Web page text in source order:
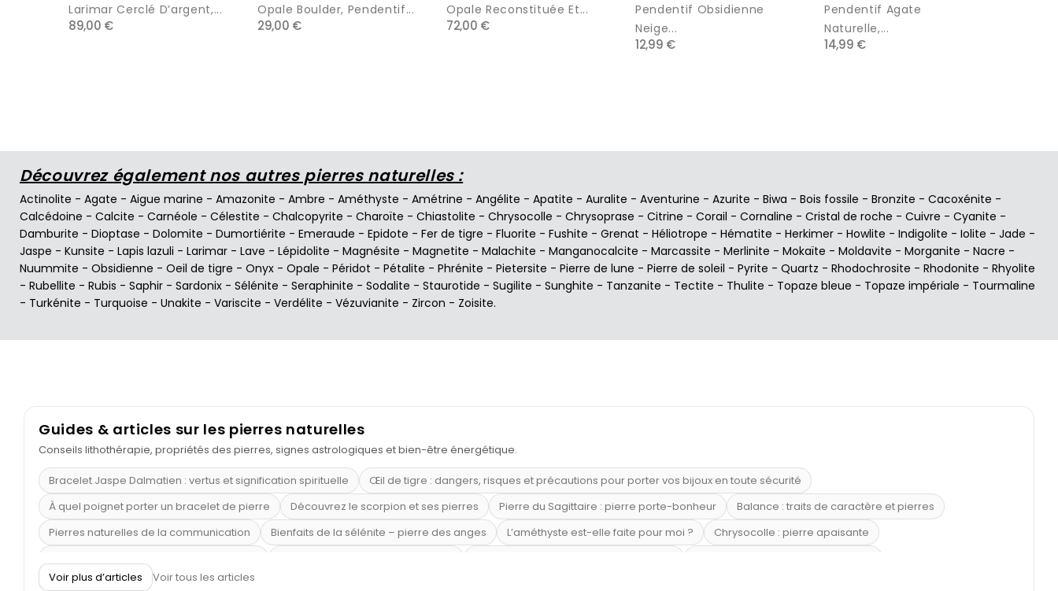
Larimar Cerclé D’argent,...
89,00 €
Opale Boulder, Pendentif...
29,00 €
Opale Reconstituée Et...
72,00 €
Pendentif Obsidienne
Neige...
12,99 €
Pendentif Agate
Naturelle,...
14,99 €
Découvrez également nos autres pierres naturelles :
Actinolite - Agate - Aigue marine - Amazonite - Ambre - Améthyste - Amétrine - Angélite - Apatite - Auralite - Aventurine - Azurite - Biwa - Bois fossile - Bronzite - Cacoxénite -
Calcédoine - Calcite - Carnéole - Célestite - Chalcopyrite - Charoïte - Chiastolite - Chrysocolle - Chrysoprase - Citrine - Corail - Cornaline - Cristal de roche - Cuivre - Cyanite -
Damburite - Dioptase - Dolomite - Dumortiérite - Emeraude - Epidote - Fer de tigre - Fluorite - Fushite - Grenat - Héliotrope - Hématite - Herkimer - Howlite - Indigolite - Iolite - Jade -
Jaspe - Kunsite - Lapis lazuli - Larimar - Lave - Lépidolite - Magnésite - Magnetite - Malachite - Manganocalcite - Marcassite - Merlinite - Mokaïte - Moldavite - Morganite - Nacre -
Nuummite - Obsidienne - Oeil de tigre - Onyx - Opale - Péridot - Pétalite - Phrénite - Pietersite - Pierre de lune - Pierre de soleil - Pyrite - Quartz - Rhodochrosite - Rhodonite - Rhyolite
- Rubellite - Rubis - Saphir - Sardonix - Sélénite - Seraphinite - Sodalite - Staurotide - Sugilite - Sunghite - Tanzanite - Tectite - Thulite - Topaze bleue - Topaze impériale - Tourmaline
- Turkénite - Turquoise - Unakite - Variscite - Verdélite - Vézuvianite - Zircon - Zoisite.
Guides & articles sur les pierres naturelles
Conseils lithothérapie, propriétés des pierres, signes astrologiques et bien-être énergétique.
Bracelet Jaspe Dalmatien : vertus et signification spirituelle
Œil de tigre : dangers, risques et précautions pour porter vos bijoux en toute sécurité
À quel poignet porter un bracelet de pierre
Découvrez le scorpion et ses pierres Pierre du Sagittaire : pierre porte-bonheur
Balance : traits de caractère et pierres
Pierres naturelles de la communication
Bienfaits de la sélénite – pierre des anges L’améthyste est-elle faite pour moi ?
Chrysocolle : pierre apaisante
Pierre de lave : propriétés et bienfaits
Voir plus d’articles Voir tous les articles